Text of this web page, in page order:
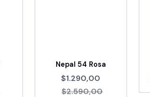
Nepal 54 Rosa
$1.290,00
$2.590,00